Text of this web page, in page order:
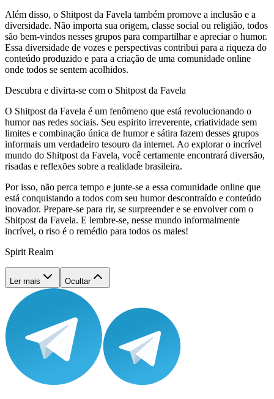
Além disso, o Shitpost da Favela também promove a inclusão e a
diversidade. Não importa sua origem, classe social ou religião, todos
são bem-vindos nesses grupos para compartilhar e apreciar o humor.
Essa diversidade de vozes e perspectivas contribui para a riqueza do
conteúdo produzido e para a criação de uma comunidade online
onde todos se sentem acolhidos.
Descubra e divirta-se com o Shitpost da Favela
O Shitpost da Favela é um fenômeno que está revolucionando o
humor nas redes sociais. Seu espirito irreverente, criatividade sem
limites e combinação única de humor e sátira fazem desses grupos
informais um verdadeiro tesouro da internet. Ao explorar o incrível
mundo do Shitpost da Favela, você certamente encontrará diversão,
risadas e reflexões sobre a realidade brasileira.
Por isso, não perca tempo e junte-se a essa comunidade online que
está conquistando a todos com seu humor descontraído e conteúdo
inovador. Prepare-se para rir, se surpreender e se envolver com o
Shitpost da Favela. E lembre-se, nesse mundo informalmente
incrível, o riso é o remédio para todos os males!
Spirit Realm
Ler mais Ocultar